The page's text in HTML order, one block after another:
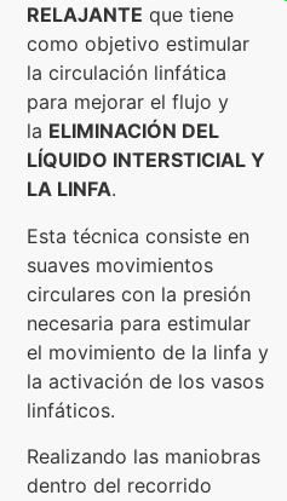
RELAJANTE que tiene
como objetivo estimular
la circulación linfática
para mejorar el flujo y
la ELIMINACIÓN DEL
LÍQUIDO INTERSTICIAL Y
LA LINFA.
Esta técnica consiste en
suaves movimientos
circulares con la presión
necesaria para estimular
el movimiento de la linfa y
la activación de los vasos
linfáticos.
Realizando las maniobras
dentro del recorrido